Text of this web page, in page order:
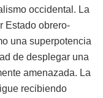
occidental. La
Estado obrero-
una superpotencia
de desplegar una
amenazada. La
recibiendo